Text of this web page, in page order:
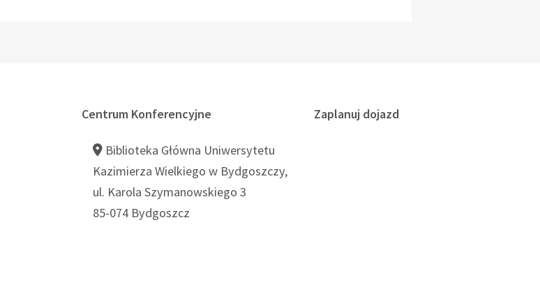
Centrum Konferencyjne
Biblioteka Główna Uniwersytetu
Kazimierza Wielkiego w Bydgoszczy,
ul. Karola Szymanowskiego 3
85-074 Bydgoszcz
Zaplanuj dojazd